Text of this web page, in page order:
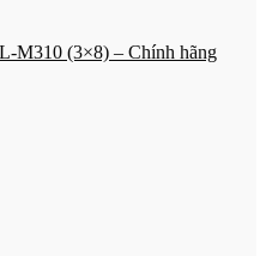
M310 (3×8) – Chính hãng